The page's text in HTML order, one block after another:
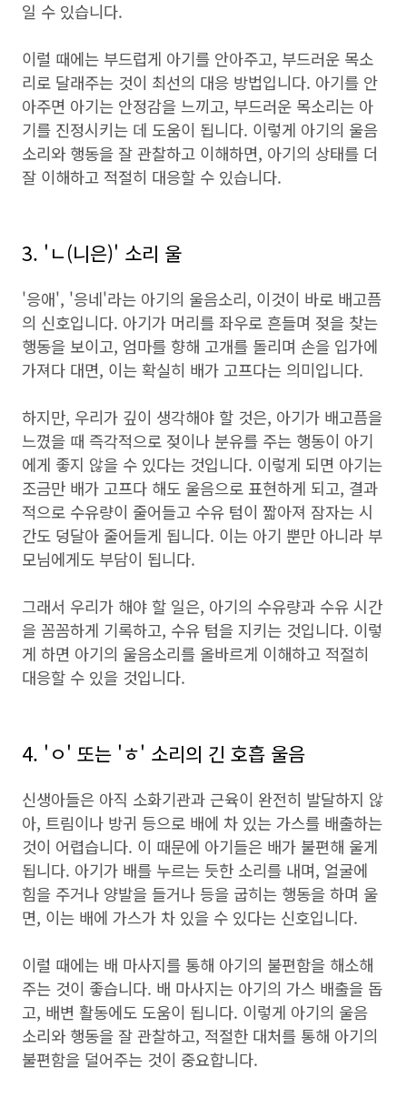
일 수 있습니다.
이럴 때에는 부드럽게 아기를 안아주고, 부드러운 목소
리로 달래주는 것이 최선의 대응 방법입니다. 아기를 안
아주면 아기는 안정감을 느끼고, 부드러운 목소리는 아
기를 진정시키는 데 도움이 됩니다. 이렇게 아기의 울음
소리와 행동을 잘 관찰하고 이해하면, 아기의 상태를 더
잘 이해하고 적절히 대응할 수 있습니다.
3. 'ㄴ(니은)' 소리 울
'응애', '응네'라는 아기의 울음소리, 이것이 바로 배고픔
의 신호입니다. 아기가 머리를 좌우로 흔들며 젖을 찾는
행동을 보이고, 엄마를 향해 고개를 돌리며 손을 입가에
가져다 대면, 이는 확실히 배가 고프다는 의미입니다.
하지만, 우리가 깊이 생각해야 할 것은, 아기가 배고픔을
느꼈을 때 즉각적으로 젖이나 분유를 주는 행동이 아기
에게 좋지 않을 수 있다는 것입니다. 이렇게 되면 아기는
조금만 배가 고프다 해도 울음으로 표현하게 되고, 결과
적으로 수유량이 줄어들고 수유 텀이 짧아져 잠자는 시
간도 덩달아 줄어들게 됩니다. 이는 아기 뿐만 아니라 부
모님에게도 부담이 됩니다.
그래서 우리가 해야 할 일은, 아기의 수유량과 수유 시간
을 꼼꼼하게 기록하고, 수유 텀을 지키는 것입니다. 이렇
게 하면 아기의 울음소리를 올바르게 이해하고 적절히
대응할 수 있을 것입니다.
4. 'ㅇ' 또는 'ㅎ' 소리의 긴 호흡 울음
신생아들은 아직 소화기관과 근육이 완전히 발달하지 않
아, 트림이나 방귀 등으로 배에 차 있는 가스를 배출하는
것이 어렵습니다. 이 때문에 아기들은 배가 불편해 울게
됩니다. 아기가 배를 누르는 듯한 소리를 내며, 얼굴에
힘을 주거나 양발을 들거나 등을 굽히는 행동을 하며 울
면, 이는 배에 가스가 차 있을 수 있다는 신호입니다.
이럴 때에는 배 마사지를 통해 아기의 불편함을 해소해
주는 것이 좋습니다. 배 마사지는 아기의 가스 배출을 돕
고, 배변 활동에도 도움이 됩니다. 이렇게 아기의 울음
소리와 행동을 잘 관찰하고, 적절한 대처를 통해 아기의
불편함을 덜어주는 것이 중요합니다.